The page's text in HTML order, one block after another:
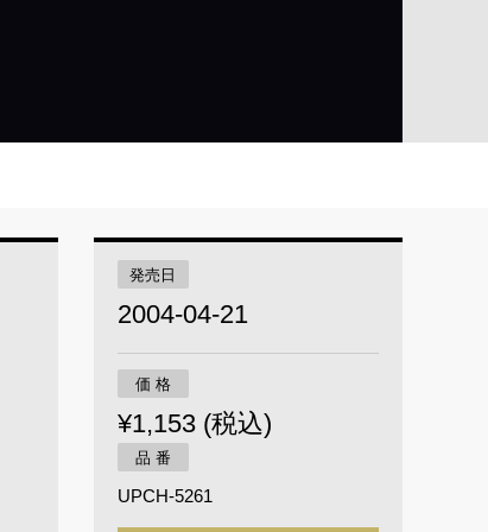
発売日
2004-04-21
価 格
¥1,153 (税込)
品 番
UPCH-5261